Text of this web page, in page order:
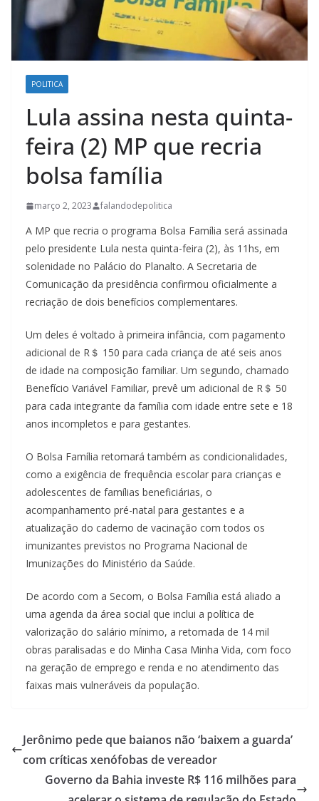
POLITICA
Lula assina nesta quinta-
feira (2) MP que recria
bolsa família
março 2, 2023 falandodepolitica
A MP que recria o programa Bolsa Família será assinada
pelo presidente Lula nesta quinta-feira (2), às 11hs, em
solenidade no Palácio do Planalto. A Secretaria de
Comunicação da presidência confirmou oficialmente a
recriação de dois benefícios complementares.
Um deles é voltado à primeira infância, com pagamento
adicional de R＄ 150 para cada criança de até seis anos
de idade na composição familiar. Um segundo, chamado
Benefício Variável Familiar, prevê um adicional de R＄ 50
para cada integrante da família com idade entre sete e 18
anos incompletos e para gestantes.
O Bolsa Família retomará também as condicionalidades,
como a exigência de frequência escolar para crianças e
adolescentes de famílias beneficiárias, o
acompanhamento pré-natal para gestantes e a
atualização do caderno de vacinação com todos os
imunizantes previstos no Programa Nacional de
Imunizações do Ministério da Saúde.
De acordo com a Secom, o Bolsa Família está aliado a
uma agenda da área social que inclui a política de
valorização do salário mínimo, a retomada de 14 mil
obras paralisadas e do Minha Casa Minha Vida, com foco
na geração de emprego e renda e no atendimento das
faixas mais vulneráveis da população.
Jerônimo pede que baianos não ‘baixem a guarda’
com críticas xenófobas de vereador
Governo da Bahia investe R$ 116 milhões para